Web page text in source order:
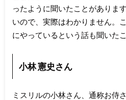
ったように聞いたことがありま
いので、実際はわかりません。
にやっているという話も聞いた
小林 憲史さん
ミスリルの小林さん、通称お侍